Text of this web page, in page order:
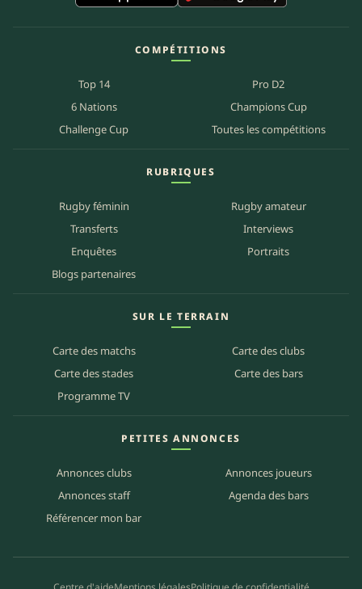
COMPÉTITIONS
Top 14
Pro D2
6 Nations
Champions Cup
Challenge Cup
Toutes les compétitions
RUBRIQUES
Rugby féminin
Rugby amateur
Transferts
Interviews
Enquêtes
Portraits
Blogs partenaires
SUR LE TERRAIN
Carte des matchs
Carte des clubs
Carte des stades
Carte des bars
Programme TV
PETITES ANNONCES
Annonces clubs
Annonces joueurs
Annonces staff
Agenda des bars
Référencer mon bar